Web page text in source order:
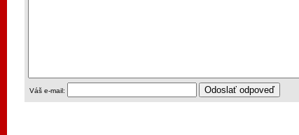
Váš e-mail: